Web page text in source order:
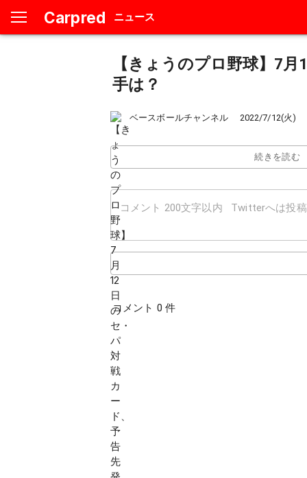
Carpred ニュース
【きょうのプロ野球】7
手は？
ベースボールチャンネル 2022/7/12(火)
続きを読む
コメント 0 件